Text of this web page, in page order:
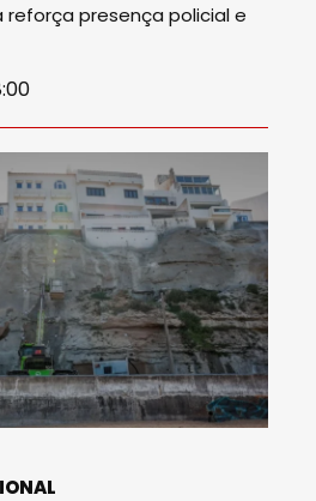
reforça presença policial e